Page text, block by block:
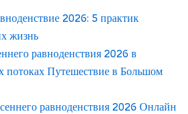
2026: 5 практик
жизнь
равноденствия 2026 в
потоках Путешествие в Большом
равноденствия 2026 Онлайн